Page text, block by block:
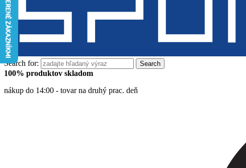
Search for:
100% produktov skladom
nákup do 14:00 - tovar na druhý prac. deň